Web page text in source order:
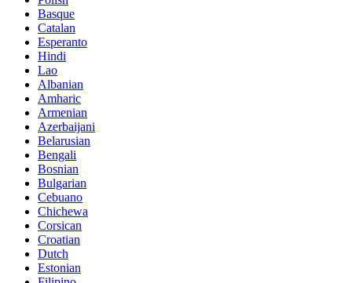
Basque
Catalan
Esperanto
Hindi
Lao
Albanian
Amharic
Armenian
Azerbaijani
Belarusian
Bengali
Bosnian
Bulgarian
Cebuano
Chichewa
Corsican
Croatian
Dutch
Estonian